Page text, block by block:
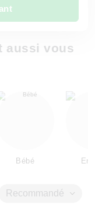
aussi vous
Bébé
Recommandé